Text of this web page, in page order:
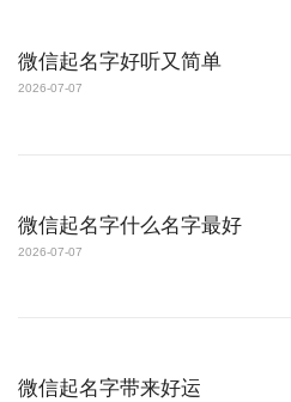
微信起名字好听又简单
2026-07-07
微信起名字什么名字最好
2026-07-07
微信起名字带来好运